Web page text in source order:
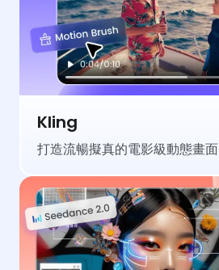
Kling
打造流暢擬真的電影級動態畫面